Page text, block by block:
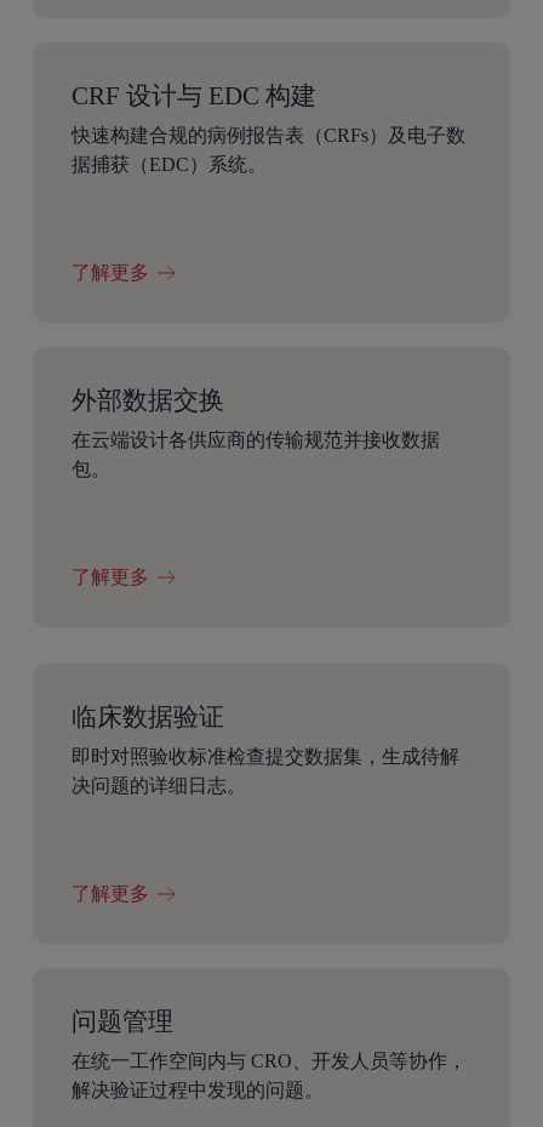
CRF 设计与 EDC 构建
快速构建合规的病例报告表（CRFs）及电子数
据捕获（EDC）系统。
了解更多
外部数据交换
在云端设计各供应商的传输规范并接收数据
包。
了解更多
临床数据验证
即时对照验收标准检查提交数据集，生成待解
决问题的详细日志。
了解更多
问题管理
在统一工作空间内与 CRO、开发人员等协作，
解决验证过程中发现的问题。